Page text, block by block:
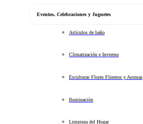
Eventos, Celebraciones y Juguetes
Artículos de baño
Climatización e Invierno
Esculturas Flores Floreros y Aromas
Iluminación
Limpieza del Hogar